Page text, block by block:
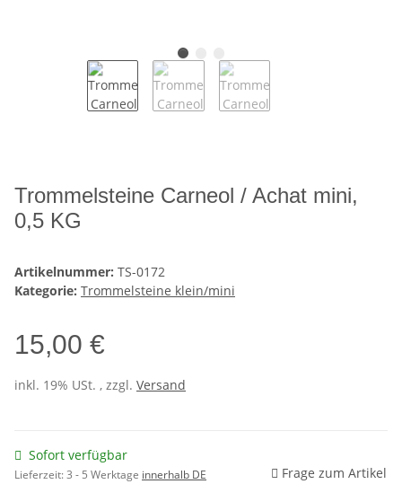
Trommelsteine Carneol / Achat mini,
0,5 KG
Artikelnummer: TS-0172
Kategorie: Trommelsteine klein/mini
15,00 €
inkl. 19% USt. , zzgl. Versand
Sofort verfügbar
Lieferzeit:3 - 5 Werktage innerhalb DE Frage zum Artikel